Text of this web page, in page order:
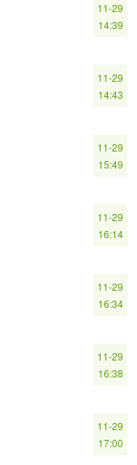
11-29
14:39
11-29
14:43
11-29
15:49
11-29
16:14
11-29
16:34
11-29
16:38
11-29
17:00